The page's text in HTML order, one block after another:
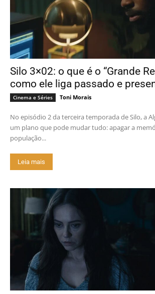
Silo 3×02: o que é o “Grande
como ele liga passado e
Cinema e Séries Toni Morais
No episódio 2 da terceira temporada de Silo, a
um plano que pode mudar tudo: apagar a
população...
Leia mais